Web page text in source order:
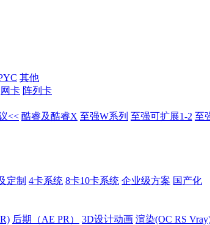
其他
网卡 阵列卡
<< 酷睿及酷睿X 至强W系列 至强可扩展1-2 至
定制 4卡系统 8卡10卡系统 企业级方案 国产化
后期（AE PR） 3D设计动画 渲染(OC RS